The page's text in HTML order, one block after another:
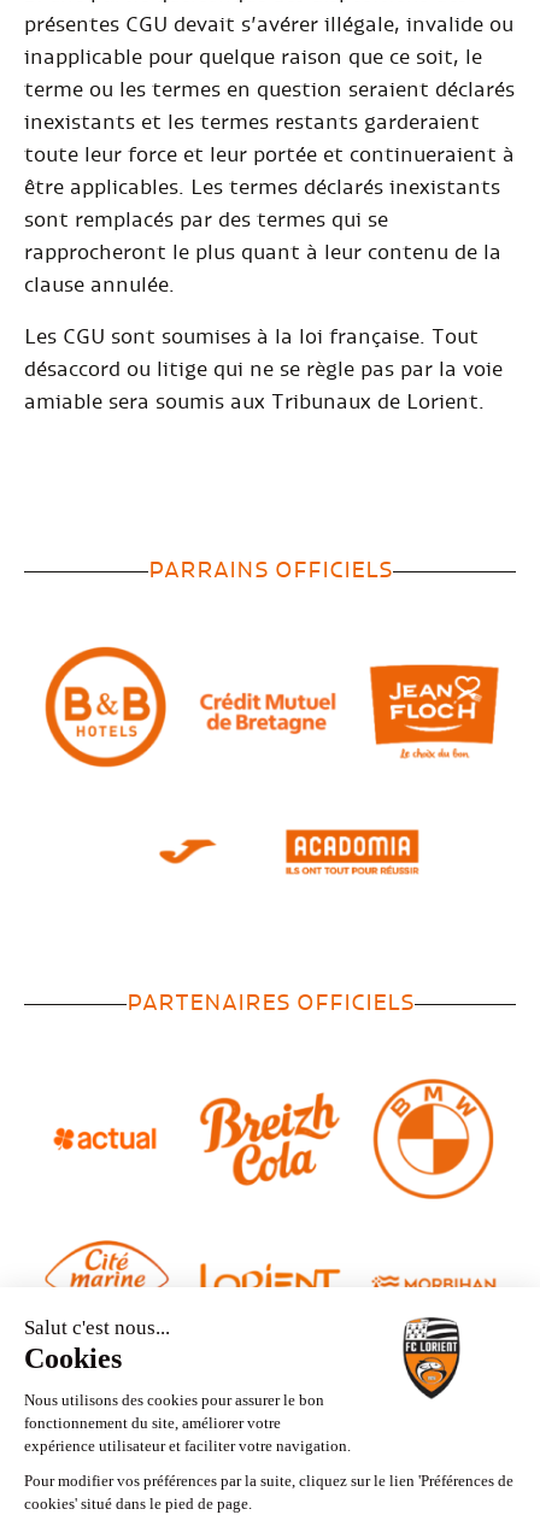
présentes CGU devait s’avérer illégale, invalide ou
inapplicable pour quelque raison que ce soit, le
terme ou les termes en question seraient déclarés
inexistants et les termes restants garderaient
toute leur force et leur portée et continueraient à
être applicables. Les termes déclarés inexistants
sont remplacés par des termes qui se
rapprocheront le plus quant à leur contenu de la
clause annulée.
Les CGU sont soumises à la loi française. Tout
désaccord ou litige qui ne se règle pas par la voie
amiable sera soumis aux Tribunaux de Lorient.
PARRAINS OFFICIELS
PARTENAIRES OFFICIELS